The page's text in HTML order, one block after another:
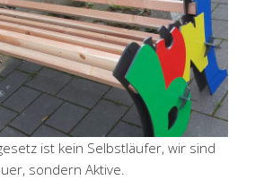
ist kein Selbstläufer, wir sind
sondern Aktive.